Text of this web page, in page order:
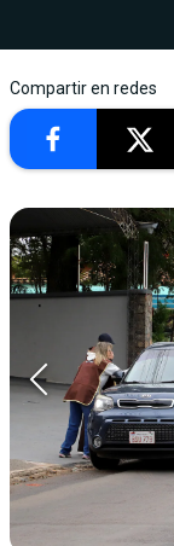
Compartir en redes